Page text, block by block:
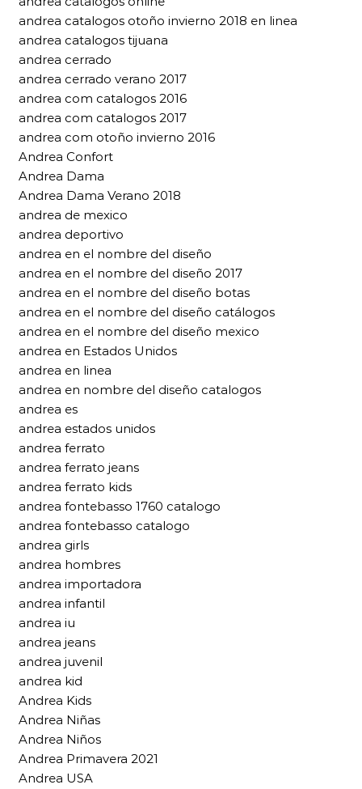
andrea catalogos otoño invierno 2018 en linea
andrea catalogos tijuana
andrea cerrado
andrea cerrado verano 2017
andrea com catalogos 2016
andrea com catalogos 2017
andrea com otoño invierno 2016
Andrea Confort
Andrea Dama
Andrea Dama Verano 2018
andrea de mexico
andrea deportivo
andrea en el nombre del diseño
andrea en el nombre del diseño 2017
andrea en el nombre del diseño botas
andrea en el nombre del diseño catálogos
andrea en el nombre del diseño mexico
andrea en Estados Unidos
andrea en linea
andrea en nombre del diseño catalogos
andrea es
andrea estados unidos
andrea ferrato
andrea ferrato jeans
andrea ferrato kids
andrea fontebasso 1760 catalogo
andrea fontebasso catalogo
andrea girls
andrea hombres
andrea importadora
andrea infantil
andrea iu
andrea jeans
andrea juvenil
andrea kid
Andrea Kids
Andrea Niñas
Andrea Niños
Andrea Primavera 2021
Andrea USA